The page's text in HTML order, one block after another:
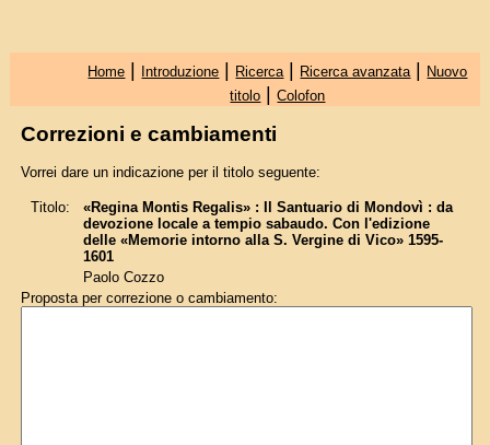
Home | Introduzione | Ricerca | Ricerca avanzata | Nuovo
titolo |Colofon
Correzioni e cambiamenti
Vorrei dare un indicazione per il titolo seguente:
Titolo:
«Regina Montis Regalis» : Il Santuario di Mondovì : da
devozione locale a tempio sabaudo. Con l'edizione
delle «Memorie intorno alla S. Vergine di Vico» 1595-
1601
Paolo Cozzo
Proposta per correzione o cambiamento: